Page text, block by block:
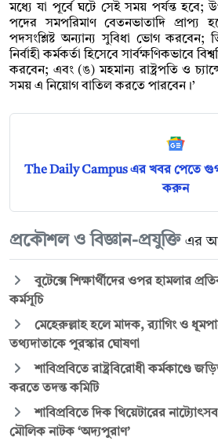
মধ্যে যা পূর্বে ঘটে সেই সময় পর্যন্ত হবে;
পদের সমপরিমাণ বেতনভাতাদি প্রাপ্য
পদসংশ্লিষ্ট অন্যান্য সুবিধা ভোগ করবেন;
নির্বাহী কর্মকর্তা হিসেবে সার্বক্ষণিকভাবে
করবেন; এবং (ঙ) মহমান্য রাষ্ট্রপতি ও
সময় এ নিয়োগ বাতিল করতে পারবেন।’
The Daily Campus এর খবর পেতে
করুন
প্রকৌশল ও বিজ্ঞান-প্রযুক্তি এর
বুটেক্সে শিক্ষার্থীদের ওপর হামলার
কর্মসূচি
মেহেরুল্লাহ হলে মাদক, র‍্যাগিং ও
তথ্যদাতাকে পুরস্কার ঘোষণা
শাবিপ্রবিতে রাষ্ট্রবিরোধী কর্মকাণ্ডে
করতে তদন্ত কমিটি
শাবিপ্রবিতে দিক থিয়েটারের
মৌলিক নাটক ‘অদ্যপুরাণ’